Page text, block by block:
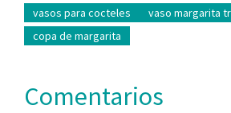
vasos para cocteles
vaso margarita
copa de margarita
Comentarios